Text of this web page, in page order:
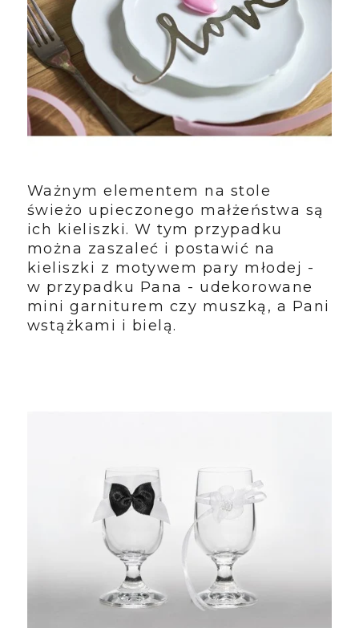
Ważnym elementem na stole
świeżo upieczonego małżeństwa są
ich kieliszki. W tym przypadku
można zaszaleć i postawić na
kieliszki z motywem pary młodej -
w przypadku Pana - udekorowane
mini garniturem czy muszką, a Pani
wstążkami i bielą.